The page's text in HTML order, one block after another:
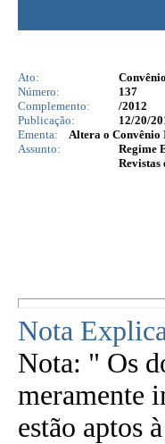
Ato:
Número:
137
Complemento:
/2012
Publicação:
12/20/
Ementa:
Altera o Convênio
Assunto:
Regime
Revistas
Nota
Nota: " Os
meramente
estão aptos